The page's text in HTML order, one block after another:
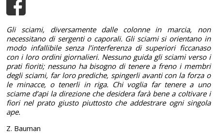
Gli sciami, diversamente dalle colonne in marcia, non
necessitano di sergenti o caporali. Gli sciami si orientano in
modo infallibile senza l’interferenza di superiori ficcanaso
con i loro ordini giornalieri. Nessuno guida gli sciami verso i
prati fioriti; nessuno ha bisogno di tenere a freno i membri
degli sciami, far loro prediche, spingerli avanti con la forza o
le minacce, o tenerli in riga. Chi voglia far tenere a uno
sciame d’api la direzione che desidera farà bene a coltivare i
fiori nel prato giusto piuttosto che addestrare ogni singola
ape.
Z. Bauman